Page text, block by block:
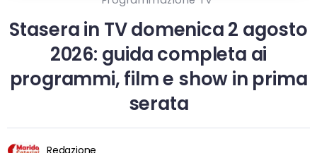
Stasera in TV domenica 2 agosto
2026: guida completa ai
programmi, film e show in prima
serata
Redazione